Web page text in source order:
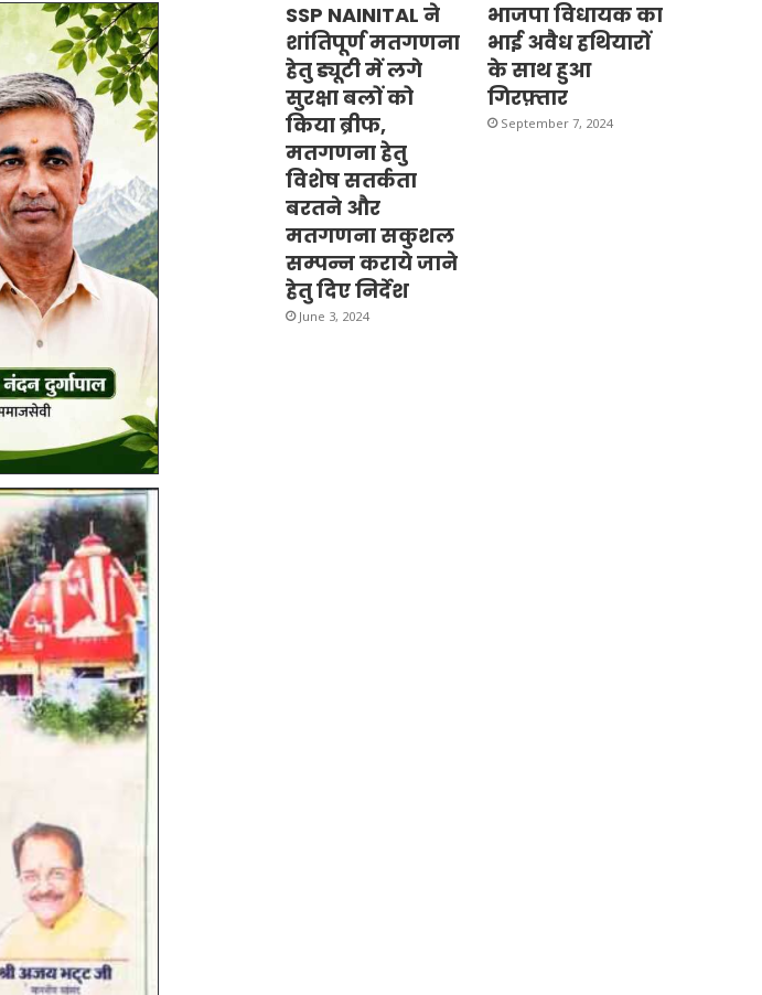
SSP NAINITAL ने
शांतिपूर्ण मतगणना
हेतु ड्यूटी में लगे
सुरक्षा बलों को
किया ब्रीफ,
मतगणना हेतु
विशेष सतर्कता
बरतने और
मतगणना सकुशल
सम्पन्न कराये जाने
हेतु दिए निर्देश
June 3, 2024
भाजपा विधायक का
भाई अवैध हथियारों
के साथ हुआ
गिरफ़्तार
September 7, 2024